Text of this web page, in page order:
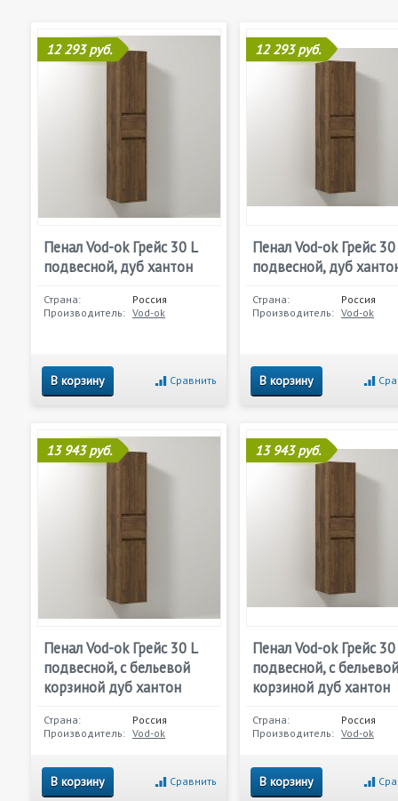
12 293 руб.
Пенал Vod-ok Грейс 30 L
подвесной, дуб хантон
Страна:
Россия
Производитель: Vod-ok
В корзину Сравнить
12 293 руб.
Пенал Vod-ok Грейс 30
подвесной, дуб
Страна:
Россия
Производитель: Vod-ok
В корзину
13 943 руб.
Пенал Vod-ok Грейс 30 L
подвесной, с бельевой
корзиной дуб хантон
Страна:
Россия
Производитель: Vod-ok
В корзину Сравнить
13 943 руб.
Пенал Vod-ok Грейс 30
подвесной, с бельевой
корзиной дуб хантон
Страна:
Россия
Производитель: Vod-ok
В корзину